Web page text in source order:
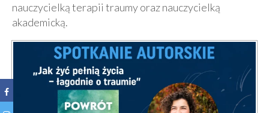
nauczycielką terapii traumy oraz nauczycielką
akademicką.